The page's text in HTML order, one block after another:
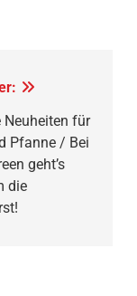
Neuheiten für
Pfanne / Bei
geht’s
die